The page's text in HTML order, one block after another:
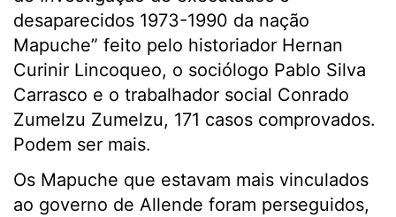
desaparecidos 1973-1990 da nação
Mapuche” feito pelo historiador Hernan
Curinir Lincoqueo, o sociólogo Pablo Silva
Carrasco e o trabalhador social Conrado
Zumelzu Zumelzu, 171 casos comprovados.
Podem ser mais.
Os Mapuche que estavam mais vinculados
ao governo de Allende foram perseguidos,